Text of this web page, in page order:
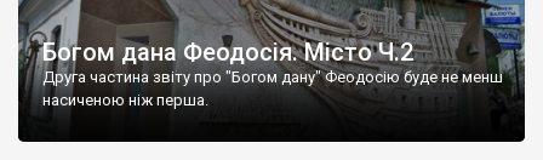
Богом дана Феодосія. Місто Ч.2
Друга частина звіту про "Богом дану" Феодосію буде не менш
насиченою ніж перша.